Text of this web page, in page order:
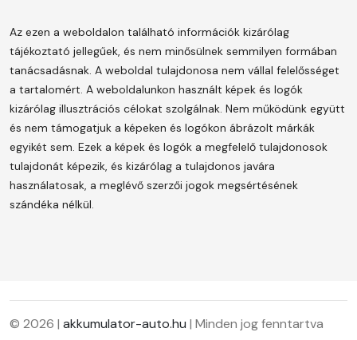
Az ezen a weboldalon található információk kizárólag
tájékoztató jellegűek, és nem minősülnek semmilyen formában
tanácsadásnak. A weboldal tulajdonosa nem vállal felelősséget
a tartalomért. A weboldalunkon használt képek és logók
kizárólag illusztrációs célokat szolgálnak. Nem működünk együtt
és nem támogatjuk a képeken és logókon ábrázolt márkák
egyikét sem. Ezek a képek és logók a megfelelő tulajdonosok
tulajdonát képezik, és kizárólag a tulajdonos javára
használatosak, a meglévő szerzői jogok megsértésének
szándéka nélkül.
© 2026 | akkumulator-auto.hu | Minden jog fenntartva